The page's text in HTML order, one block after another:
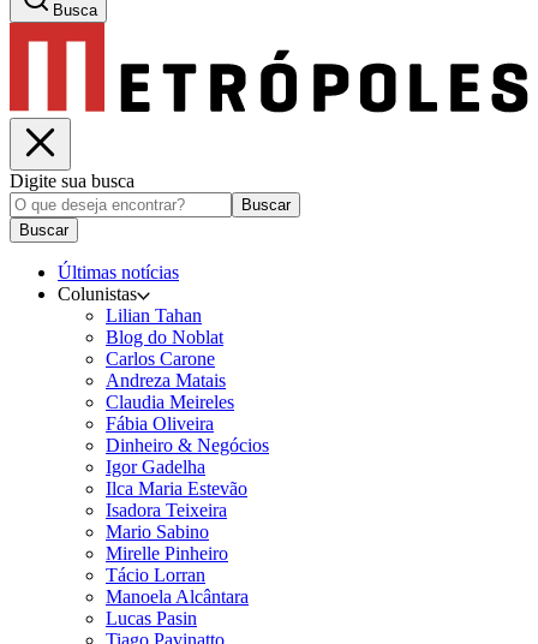
Busca
Digite sua busca
Buscar
Buscar
Últimas notícias
Colunistas
Lilian Tahan
Blog do Noblat
Carlos Carone
Andreza Matais
Claudia Meireles
Fábia Oliveira
Dinheiro & Negócios
Igor Gadelha
Ilca Maria Estevão
Isadora Teixeira
Mario Sabino
Mirelle Pinheiro
Tácio Lorran
Manoela Alcântara
Lucas Pasin
Tiago Pavinatto